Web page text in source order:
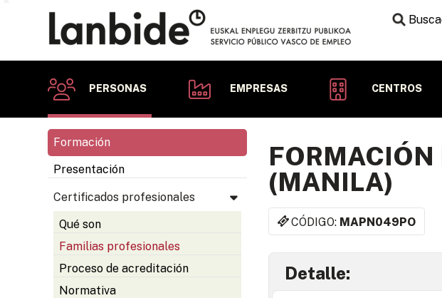
PERSONAS EMPRESAS CENTROS
Formación
Presentación
Certificados profesionales
Qué son
Familias profesionales
Proceso de acreditación
Normativa
(MANILA)
CÓDIGO: MAPN049PO
Detalle: